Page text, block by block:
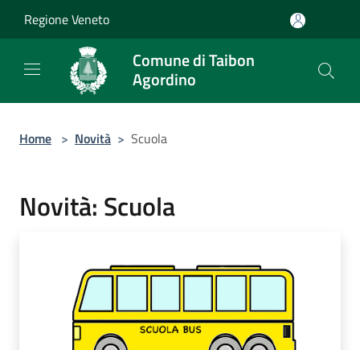
Regione Veneto
Comune di Taibon
Agordino
Home > Novità > Scuola
Novità: Scuola